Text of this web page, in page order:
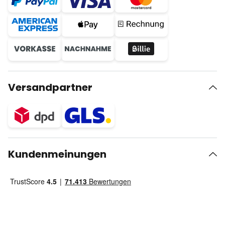
Versandpartner
Kundenmeinungen